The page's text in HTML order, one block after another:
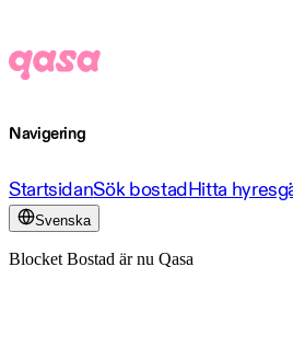
Navigering
StartsidanSök bostadHitta
Svenska
Blocket Bostad är nu Qasa